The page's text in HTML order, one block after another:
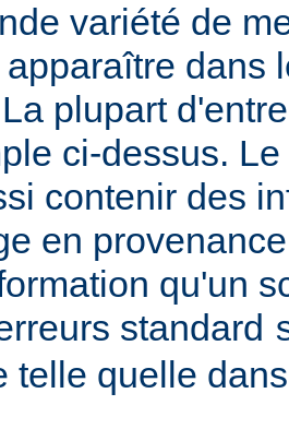
variété de
dans
plupart
ci-dessus.
contenir des
en
qu'un
standard
telle quelle